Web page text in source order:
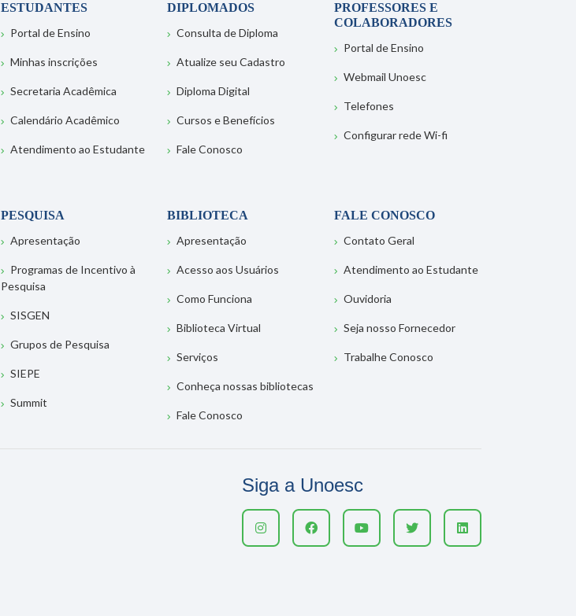
ESTUDANTES
Portal de Ensino
Minhas inscrições
Secretaria Acadêmica
Calendário Acadêmico
Atendimento ao Estudante
DIPLOMADOS
Consulta de Diploma
Atualize seu Cadastro
Diploma Digital
Cursos e Benefícios
Fale Conosco
PROFESSORES E
COLABORADORES
Portal de Ensino
Webmail Unoesc
Telefones
Configurar rede Wi-fi
PESQUISA
Apresentação
Programas de Incentivo à
Pesquisa
SISGEN
Grupos de Pesquisa
SIEPE
Summit
BIBLIOTECA
Apresentação
Acesso aos Usuários
Como Funciona
Biblioteca Virtual
Serviços
Conheça nossas bibliotecas
Fale Conosco
FALE CONOSCO
Contato Geral
Atendimento ao Estudante
Ouvidoria
Seja nosso Fornecedor
Trabalhe Conosco
Siga a Unoesc